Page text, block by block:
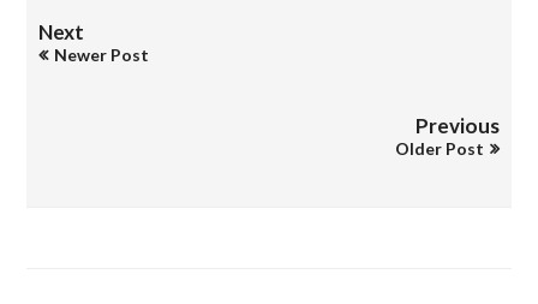
Next
Newer Post
Previous
Older Post